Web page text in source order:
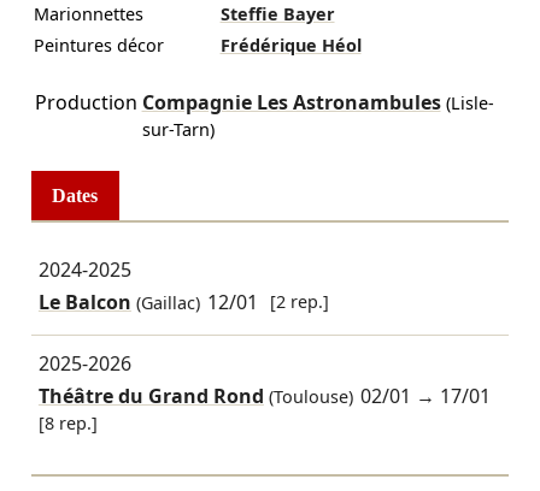
Marionnettes
Steffie Bayer
Peintures décor
Frédérique Héol
Production Compagnie Les Astronambules(Lisle-
sur-Tarn)
Dates
2024-2025
Le Balcon (Gaillac) 12/01 [2 rep.]
2025-2026
Théâtre du Grand Rond (Toulouse) 02/01 → 17/01
[8 rep.]